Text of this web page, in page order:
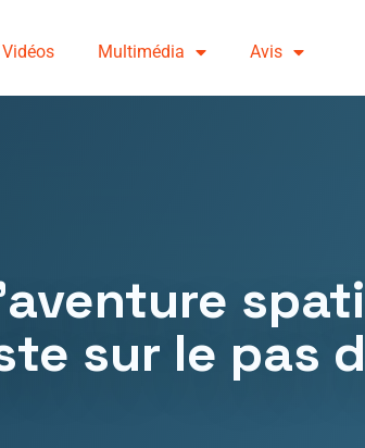
Multimédia Avis
sur le pas